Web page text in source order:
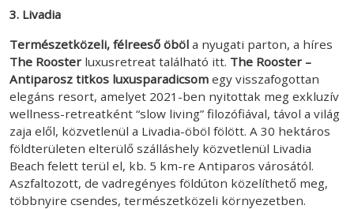
3. Livadia
Természetközeli, félreeső öböl a nyugati parton, a híres
The Rooster luxusretreat található itt. The Rooster –
Antiparosz titkos luxusparadicsom egy visszafogottan
elegáns resort, amelyet 2021-ben nyitottak meg exkluzív
wellness-retreatként “slow living” filozófiával, távol a világ
zaja elől, közvetlenül a Livadia-öböl fölött. A 30 hektáros
földterületen elterülő szálláshely közvetlenül Livadia
Beach felett terül el, kb. 5 km-re Antiparos városától.
Aszfaltozott, de vadregényes földúton közelíthető meg,
többnyire csendes, természetközeli környezetben.